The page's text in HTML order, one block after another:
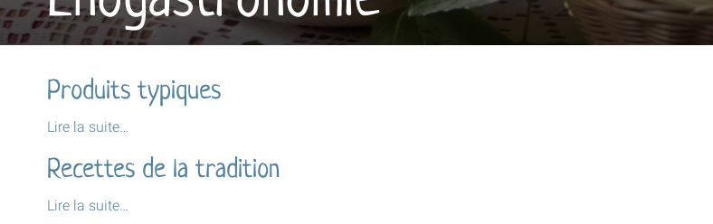
Produits typiques
Produits
-
Lire la suite…
Recettes de la tradition
Recettes
Lire la suite…